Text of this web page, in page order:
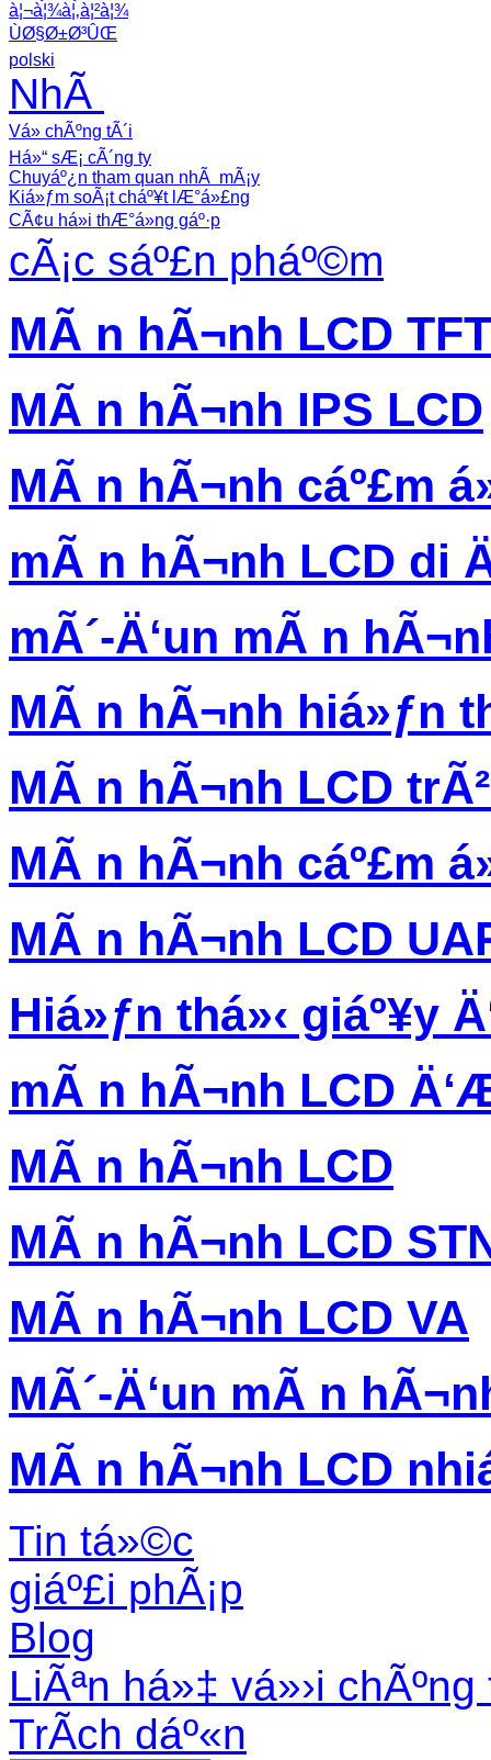
à¦¬à¦¾à¦‚à¦²à¦¾
ÙØ§Ø±Ø³ÛŒ
polski
NhÃ
Vá» chÃºng tÃ´i
Há»“ sÆ¡ cÃ´ng ty
Chuyáº¿n tham quan nhÃ mÃ¡y
Kiá»ƒm soÃ¡t cháº¥t lÆ°á»£ng
CÃ¢u há»i thÆ°á»ng gáº·p
cÃ¡c sáº£n pháº©m
MÃ n hÃ¬nh LCD TFT
MÃ n hÃ¬nh IPS LCD
MÃ n hÃ¬nh cáº£m
mÃ n hÃ¬nh LCD di
mÃ´-Ä‘un mÃ n
MÃ n hÃ¬nh hiá»ƒn
MÃ n hÃ¬nh LCD
MÃ n hÃ¬nh cáº£m
MÃ n hÃ¬nh LCD
Hiá»ƒn thá»‹ giáº¥y
mÃ n hÃ¬nh LCD
MÃ n hÃ¬nh LCD
MÃ n hÃ¬nh LCD
MÃ n hÃ¬nh LCD VA
MÃ´-Ä‘un mÃ n
MÃ n hÃ¬nh LCD
Tin tá»©c
giáº£i phÃ¡p
Blog
LiÃªn há»‡ vá»›i chÃºng
TrÃ­ch dáº«n